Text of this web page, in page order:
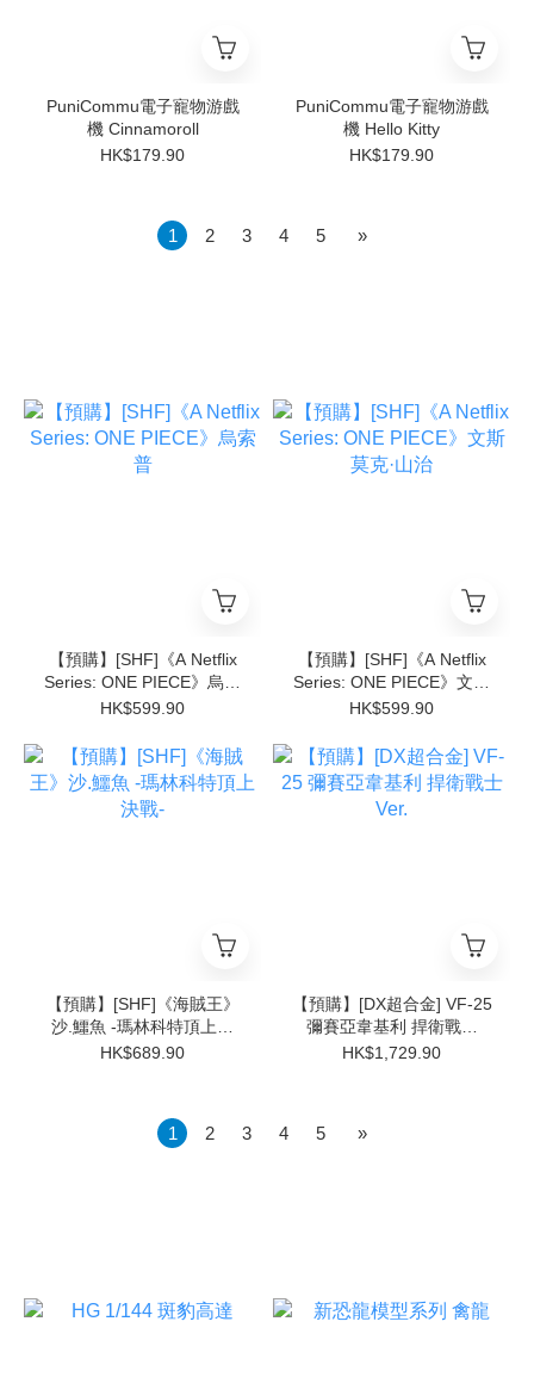
PuniCommu電子寵物游戲
機 Cinnamoroll
HK$179.90
PuniCommu電子寵物游戲
機 Hello Kitty
HK$179.90
1 2 3 4 5 »
【預購】[SHF]《A Netflix
Series: ONE PIECE》烏索
普
HK$599.90
【預購】[SHF]《A Netflix
Series: ONE PIECE》文斯
莫克·山治
HK$599.90
【預購】[SHF]《海賊王》
沙.鱷魚 -瑪林科特頂上決
戰-
HK$689.90
【預購】[DX超合金] VF-25
彌賽亞韋基利 捍衛戰士
Ver.
HK$1,729.90
1 2 3 4 5 »